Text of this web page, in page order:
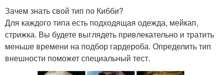
Зачем знать свой тип по Кибби?
Для каждого типа есть подходящая одежда, мейкап,
стрижка. Вы будете выглядеть привлекательно и тратить
меньше времени на подбор гардероба. Определить тип
внешности поможет специальный тест.